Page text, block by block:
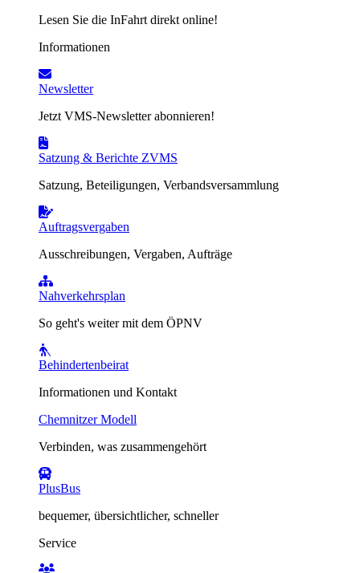
Lesen Sie die InFahrt direkt online!
Informationen
Newsletter
Jetzt VMS-Newsletter abonnieren!
Satzung & Berichte ZVMS
Satzung, Beteiligungen, Verbandsversammlung
Auftragsvergaben
Ausschreibungen, Vergaben, Aufträge
Nahverkehrsplan
So geht's weiter mit dem ÖPNV
Behindertenbeirat
Informationen und Kontakt
Chemnitzer Modell
Verbinden, was zusammengehört
PlusBus
bequemer, übersichtlicher, schneller
Service